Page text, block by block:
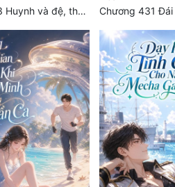
Chương 333 Huynh và đệ, thần và quân